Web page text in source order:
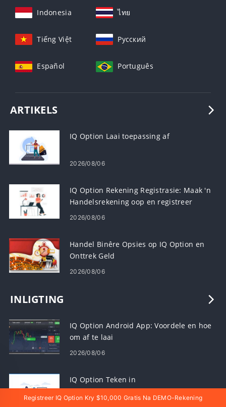
Indonesia ไทย
Tiếng Việt Русский
Español Português
ARTIKELS
IQ Option Laai toepassing af
2026/08/06
IQ Option Rekening Registrasie: Maak 'n
Handelsrekening oop en registreer
2026/08/06
Handel Binêre Opsies op IQ Option en
Onttrek Geld
2026/08/06
INLIGTING
IQ Option Android App: Voordele en hoe
om af te laai
2026/08/06
IQ Option Teken in
Registreer IQ Option Kry $10,000 Gratis Na DEMO-Rekening